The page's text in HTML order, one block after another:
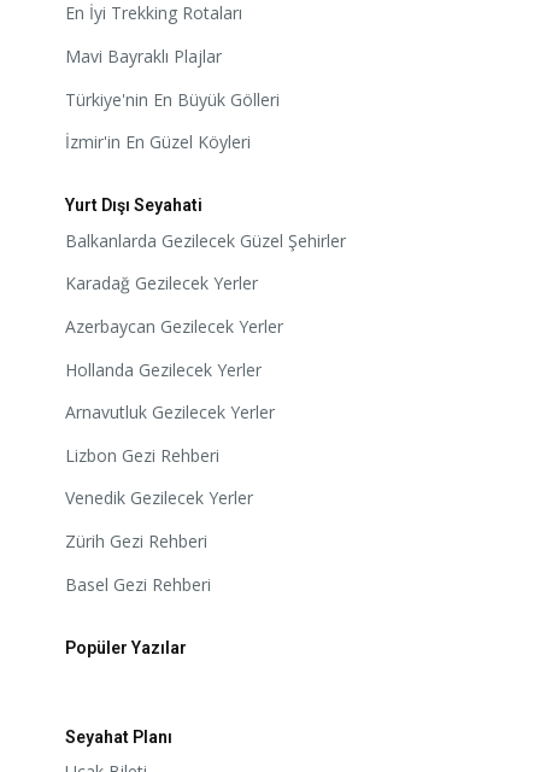
En İyi Trekking Rotaları
Mavi Bayraklı Plajlar
Türkiye'nin En Büyük Gölleri
İzmir'in En Güzel Köyleri
Yurt Dışı Seyahati
Balkanlarda Gezilecek Güzel Şehirler
Karadağ Gezilecek Yerler
Azerbaycan Gezilecek Yerler
Hollanda Gezilecek Yerler
Arnavutluk Gezilecek Yerler
Lizbon Gezi Rehberi
Venedik Gezilecek Yerler
Zürih Gezi Rehberi
Basel Gezi Rehberi
Popüler Yazılar
Seyahat Planı